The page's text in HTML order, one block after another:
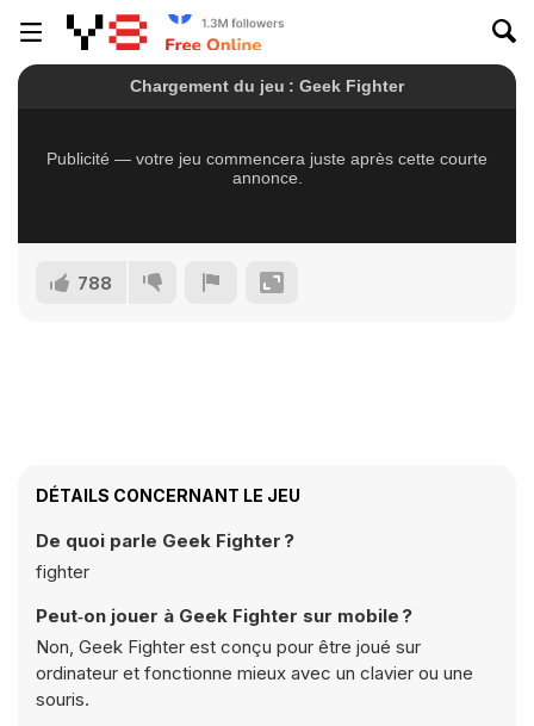
788
DÉTAILS CONCERNANT LE JEU
De quoi parle Geek Fighter ?
fighter
Peut‑on jouer à Geek Fighter sur mobile ?
Non, Geek Fighter est conçu pour être joué sur
ordinateur et fonctionne mieux avec un clavier ou une
souris.